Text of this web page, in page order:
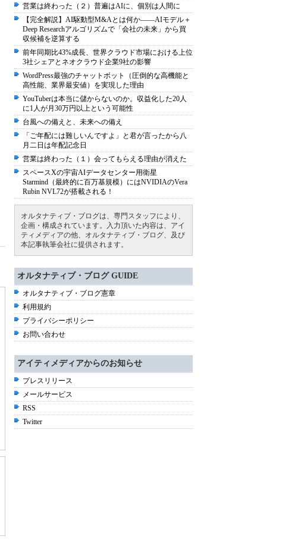
営業は終わった（２）普遍はAIに、個別は人間に
【完全解説】AI駆動型M&Aとは何か――AIモデル＋
Deep Researchアルゴリズムで「会社の未来」から買
収候補を逆算する
前年同期比43%成長、世界クラウド市場における上位
3社シェアとネオクラウド企業9社の影響
WordPress最強のチャットボット（圧倒的な高機能と
高性能、業界最安値）を実現した理由
YouTuberは本当に儲からないのか。収益化した20人
に1人が月30万円以上という可能性
台風への備えと、未来への備え
「ご年配には難しいんですよ」と君が言ったから八
月二日は年配記念日
営業は終わった（１）会ってもらえる理由が消えた
スペースXの宇宙AIデータセンター用衛星
Starmind（最終的に百万基規模）にはNVIDIAのVera
Rubin NVL72が搭載される！
オルタナティブ・ブログは、専門スタッフにより、
企画・構成されています。入力頂いた内容は、アイ
ティメディアの他、オルタナティブ・ブログ、及び
本記事執筆会社に提供されます。
オルタナティブ・ブログ GUIDE
オルタナティブ・ブログ憲章
利用規約
プライバシーポリシー
お問い合わせ
アイティメディアからのお知らせ
プレスリリース
メールサービス
RSS
Twitter